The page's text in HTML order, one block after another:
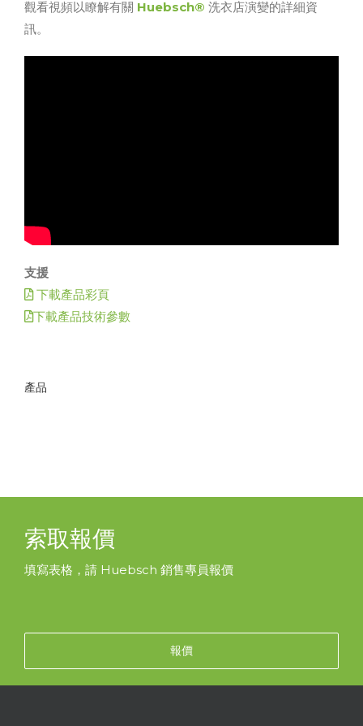
觀看視頻以瞭解有關 Huebsch® 洗衣店演變的詳細資
訊。
支援
下載產品彩頁
下載產品技術參數
產品
索取報價
填寫表格，請 Huebsch 銷售專員報價
報價